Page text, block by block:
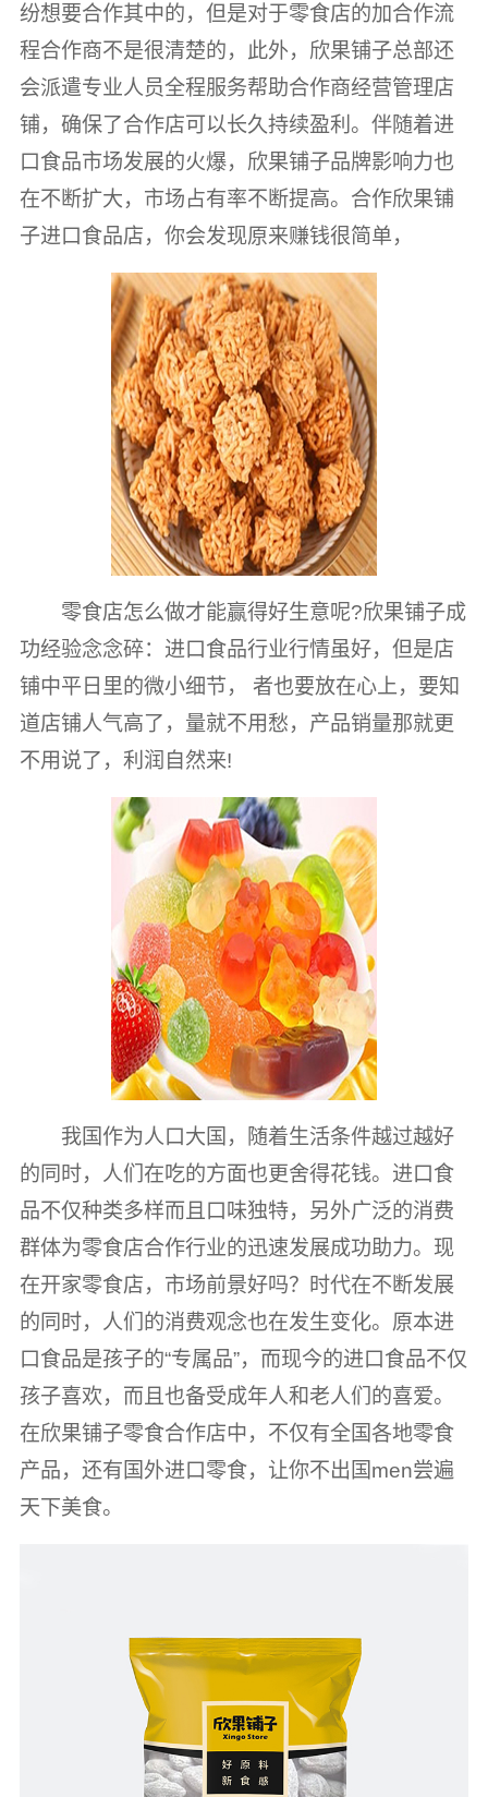
纷想要合作其中的，但是对于零食店的加合作流
程合作商不是很清楚的，此外，欣果铺子总部还
会派遣专业人员全程服务帮助合作商经营管理店
铺，确保了合作店可以长久持续盈利。伴随着进
口食品市场发展的火爆，欣果铺子品牌影响力也
在不断扩大，市场占有率不断提高。合作欣果铺
子进口食品店，你会发现原来赚钱很简单，
零食店怎么做才能赢得好生意呢?欣果铺子成
功经验念念碎：进口食品行业行情虽好，但是店
铺中平日里的微小细节， 者也要放在心上，要知
道店铺人气高了，量就不用愁，产品销量那就更
不用说了，利润自然来!
我国作为人口大国，随着生活条件越过越好
的同时，人们在吃的方面也更舍得花钱。进口食
品不仅种类多样而且口味独特，另外广泛的消费
群体为零食店合作行业的迅速发展成功助力。现
在开家零食店，市场前景好吗？时代在不断发展
的同时，人们的消费观念也在发生变化。原本进
口食品是孩子的“专属品”，而现今的进口食品不仅
孩子喜欢，而且也备受成年人和老人们的喜爱。
在欣果铺子零食合作店中，不仅有全国各地零食
产品，还有国外进口零食，让你不出国men尝遍
天下美食。